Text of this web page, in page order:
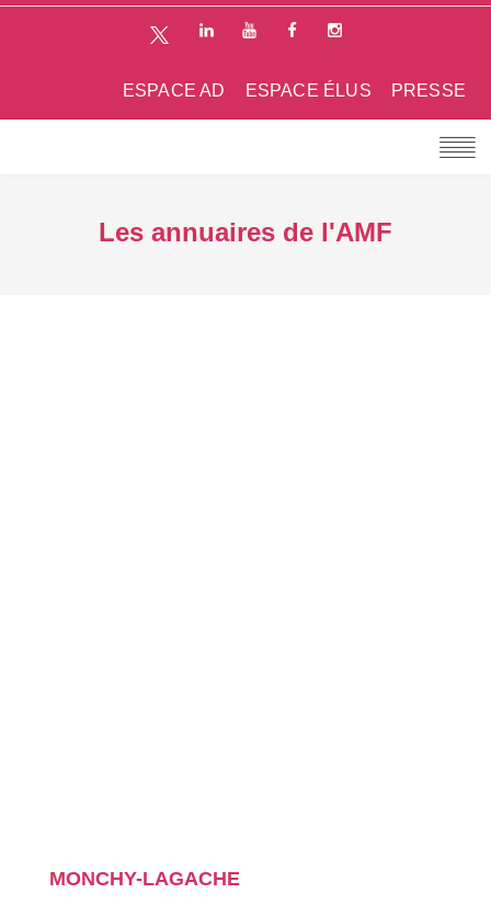
PRESSE
ESPACE ÉLUS
ESPACE AD
Les annuaires de l'AMF
MONCHY-LAGACHE